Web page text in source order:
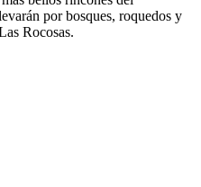
por bosques, roquedos y
Rocosas.